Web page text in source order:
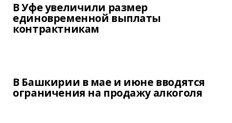
В Уфе увеличили размер
единовременной выплаты
контрактникам
В Башкирии в мае и июне вводятся
ограничения на продажу алкоголя